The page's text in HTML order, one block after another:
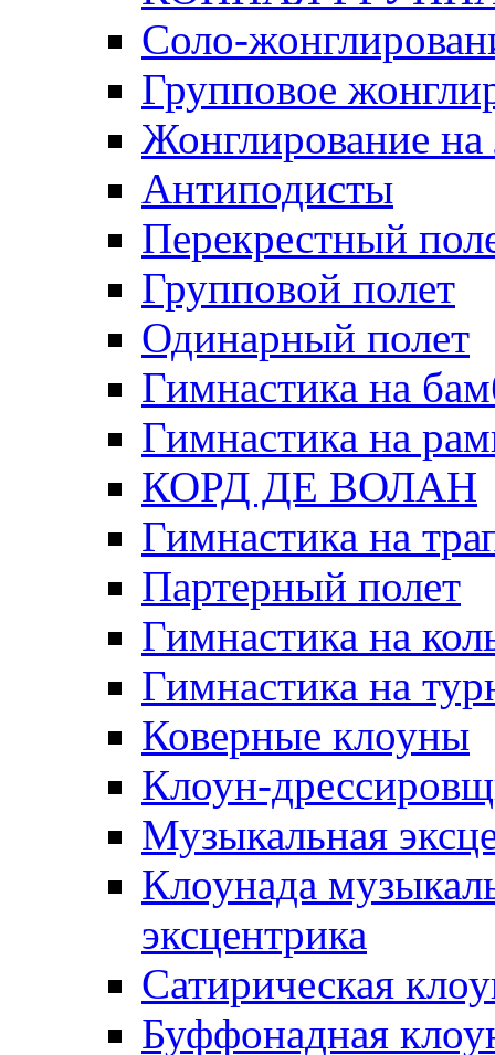
Соло-
Групповое
Жонглирование
Антиподисты
Перекрестный
Групповой полет
Одинарный полет
Гимнастика на
Гимнастика на
КОРД ДЕ ВОЛАН
Гимнастика на
Партерный полет
Гимнастика на
Гимнастика на
Коверные клоуны
Клоун-
Музыкальная
Клоунада
эксцентрика
Сатирическая
Буффонадная